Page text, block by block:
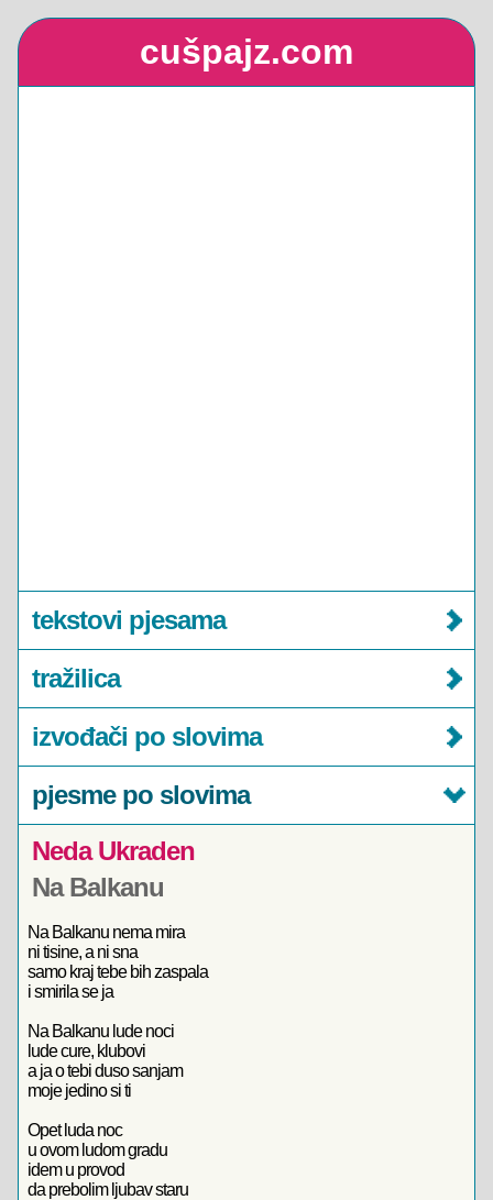
cušpajz.com
tekstovi pjesama
tražilica
izvođači po slovima
pjesme po slovima
Neda Ukraden
Na Balkanu
Na Balkanu nema mira
ni tisine, a ni sna
samo kraj tebe bih zaspala
i smirila se ja
Na Balkanu lude noci
lude cure, klubovi
a ja o tebi duso sanjam
moje jedino si ti
Opet luda noc
u ovom ludom gradu
idem u provod
da prebolim ljubav staru